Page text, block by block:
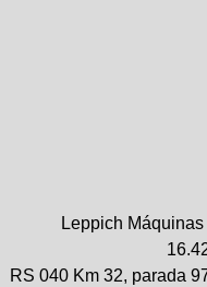
Leppich
RS 040 Km 32, parada